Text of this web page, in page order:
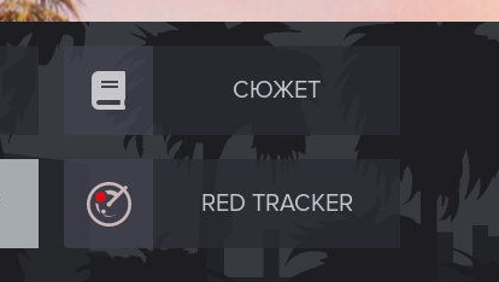
СЮЖЕТ
RED TRACKER